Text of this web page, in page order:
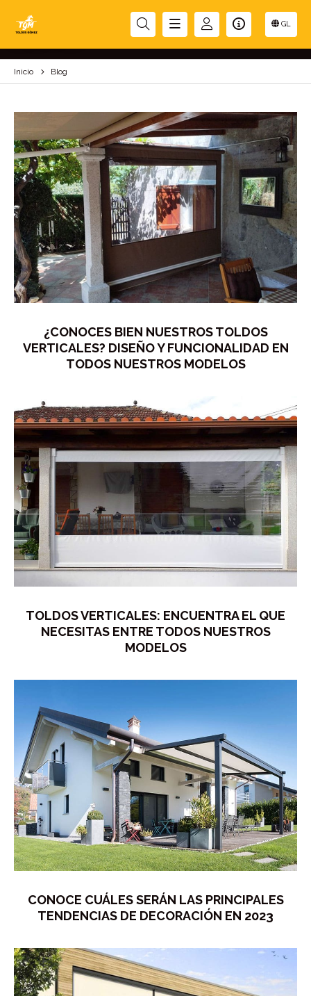
GL
BLOG
Inicio Blog
¿CONOCES BIEN NUESTROS TOLDOS
VERTICALES? DISEÑO Y FUNCIONALIDAD EN
TODOS NUESTROS MODELOS
TOLDOS VERTICALES: ENCUENTRA EL QUE
NECESITAS ENTRE TODOS NUESTROS
MODELOS
CONOCE CUÁLES SERÁN LAS PRINCIPALES
TENDENCIAS DE DECORACIÓN EN 2023